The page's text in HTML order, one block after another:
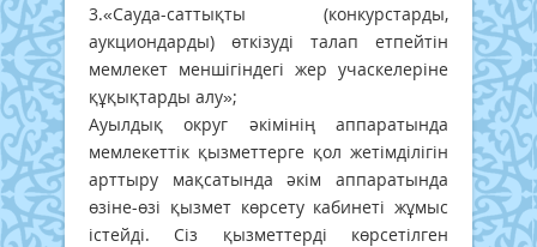
3.«Сауда-саттықты (конкурстарды,
аукциондарды) өткізуді талап етпейтін
мемлекет меншігіндегі жер учаскелеріне
құқықтарды алу»;
Ауылдық округ әкімінің аппаратында
мемлекеттік қызметтерге қол жетімділігін
арттыру мақсатында әкім аппаратында
өзіне-өзі қызмет көрсету кабинеті жұмыс
істейді. Сіз қызметтерді көрсетілген